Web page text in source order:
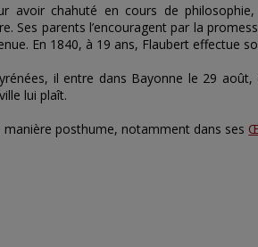
avoir chahuté en cours de
Ses parents l’encouragent par la
En 1840, à 19 ans, Flaubert effectue
il entre dans Bayonne le 29
lui plaît.
manière posthume, notamment dans ses